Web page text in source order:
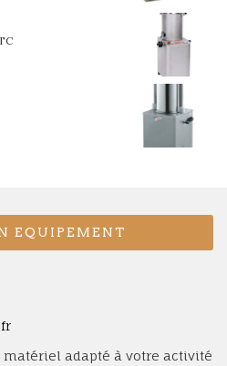
EQUIPEMENT
matériel adapté à votre activité